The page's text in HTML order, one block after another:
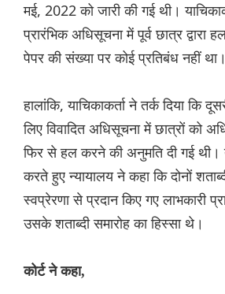
मई, 2022 को जारी की गई थी।
प्रारंभिक अधिसूचना में पूर्व छात्र
पेपर की संख्या पर कोई प्रतिबंध नहीं था।
हालांकि, याचिकाकर्ता ने तर्क दिया कि
लिए विवादित अधिसूचना में छात्रों को
फिर से हल करने की अनुमति दी गई थी।
करते हुए न्यायालय ने कहा कि दोनों
स्वप्रेरणा से प्रदान किए गए लाभकारी
उसके शताब्दी समारोह का हिस्सा थे।
कोर्ट ने कहा,